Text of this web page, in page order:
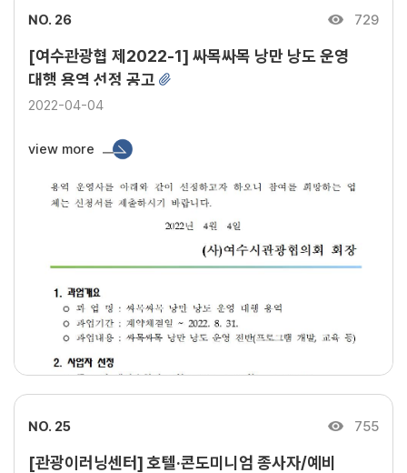
NO. 26 729
[여수관광협 제2022-1] 싸목싸목 낭만 낭도 운영
대행 용역 선정 공고
2022-04-04
view more
NO. 25 755
[관광이러닝센터] 호텔·콘도미니엄 종사자/예비